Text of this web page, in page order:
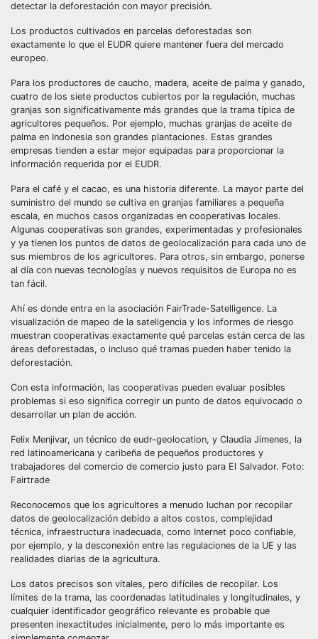
detectar la deforestación con mayor precisión.
Los productos cultivados en parcelas deforestadas son
exactamente lo que el EUDR quiere mantener fuera del mercado
europeo.
Para los productores de caucho, madera, aceite de palma y ganado,
cuatro de los siete productos cubiertos por la regulación, muchas
granjas son significativamente más grandes que la trama típica de
agricultores pequeños. Por ejemplo, muchas granjas de aceite de
palma en Indonesia son grandes plantaciones. Estas grandes
empresas tienden a estar mejor equipadas para proporcionar la
información requerida por el EUDR.
Para el café y el cacao, es una historia diferente. La mayor parte del
suministro del mundo se cultiva en granjas familiares a pequeña
escala, en muchos casos organizadas en cooperativas locales.
Algunas cooperativas son grandes, experimentadas y profesionales
y ya tienen los puntos de datos de geolocalización para cada uno de
sus miembros de los agricultores. Para otros, sin embargo, ponerse
al día con nuevas tecnologías y nuevos requisitos de Europa no es
tan fácil.
Ahí es donde entra en la asociación FairTrade-Satelligence. La
visualización de mapeo de la sateligencia y los informes de riesgo
muestran cooperativas exactamente qué parcelas están cerca de las
áreas deforestadas, o incluso qué tramas pueden haber tenido la
deforestación.
Con esta información, las cooperativas pueden evaluar posibles
problemas si eso significa corregir un punto de datos equivocado o
desarrollar un plan de acción.
Felix Menjivar, un técnico de eudr-geolocation, y Claudia Jimenes, la
red latinoamericana y caribeña de pequeños productores y
trabajadores del comercio de comercio justo para El Salvador. Foto:
Fairtrade
Reconocemos que los agricultores a menudo luchan por recopilar
datos de geolocalización debido a altos costos, complejidad
técnica, infraestructura inadecuada, como Internet poco confiable,
por ejemplo, y la desconexión entre las regulaciones de la UE y las
realidades diarias de la agricultura.
Los datos precisos son vitales, pero difíciles de recopilar. Los
límites de la trama, las coordenadas latitudinales y longitudinales, y
cualquier identificador geográfico relevante es probable que
presenten inexactitudes inicialmente, pero lo más importante es